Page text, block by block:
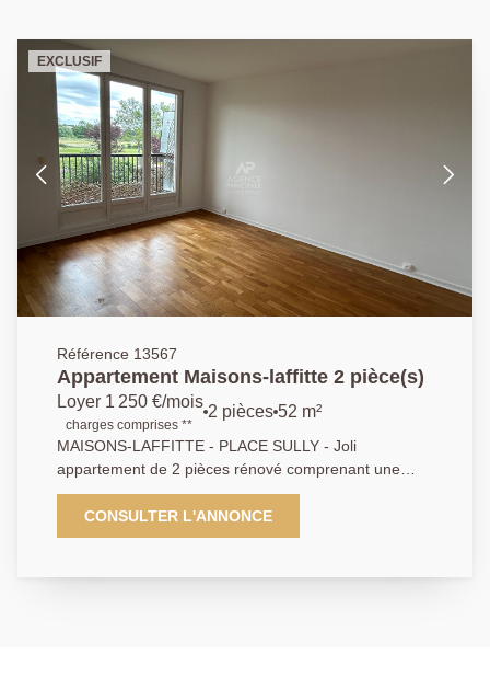
EXCLUSIF
Référence 13567
Appartement Maisons-laffitte 2 pièce(s)
Loyer 1 250 €/mois
charges comprises **
2 pièces 52 m²
MAISONS-LAFFITTE - PLACE SULLY - Joli
appartement de 2 pièces rénové comprenant une
entrée avec dressing, un séjour, cuisine séparé avec
cellier, chambre, salle d'eau, wc séparé, balcon et
cave. AP 01.39.62.04.04
CONSULTER L'ANNONCE